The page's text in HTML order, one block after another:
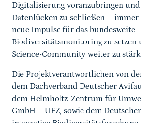
Digitalisierung voranzubringen und
Datenlücken zu schließen –
neue Impulse für das bundesweite
Biodiversitätsmonitoring zu setzen
Science-Community weiter zu
Die Projektverantwortlichen von
dem Dachverband Deutscher
dem Helmholtz-Zentrum für
GmbH – UFZ, sowie dem